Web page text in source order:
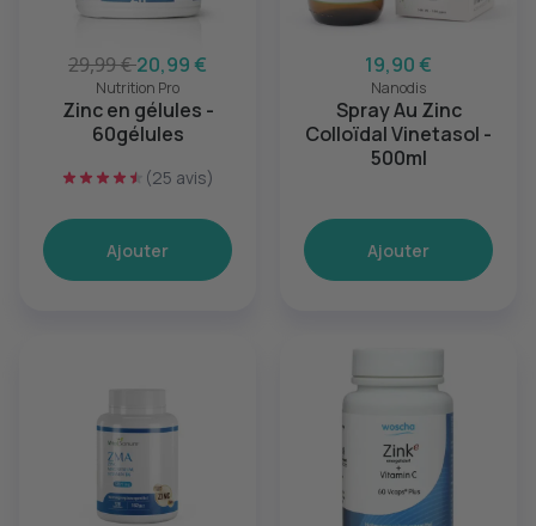
29,99 €20,99 €
Nutrition Pro
Zinc en gélules -
60gélules
(25 avis)
Ajouter
19,90 €
Nanodis
Spray Au Zinc
Colloïdal Vinetasol -
500ml
Ajouter